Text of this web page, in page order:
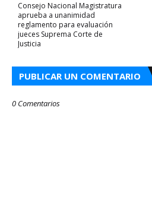
Consejo Nacional Magistratura
aprueba a unanimidad
reglamento para evaluación
jueces Suprema Corte de
Justicia
PUBLICAR UN COMENTARIO
0 Comentarios